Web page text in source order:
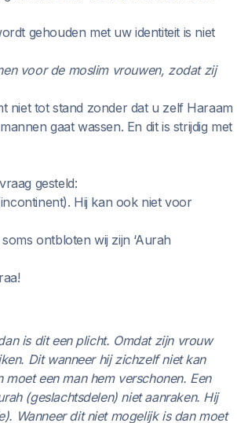
gehouden met uw identiteit is niet
voor de moslim vrouwen, zodat zij
niet tot stand zonder dat u zelf Haraam
gaat wassen. En dit is strijdig met
gesteld:
Hij kan ook niet voor
ontbloten wij zijn ‘Aurah
is dit een plicht. Omdat zijn vrouw
Dit wanneer hij zichzelf niet kan
een man hem verschonen. Een
(geslachtsdelen) niet aanraken. Hij
Wanneer dit niet mogelijk is dan moet